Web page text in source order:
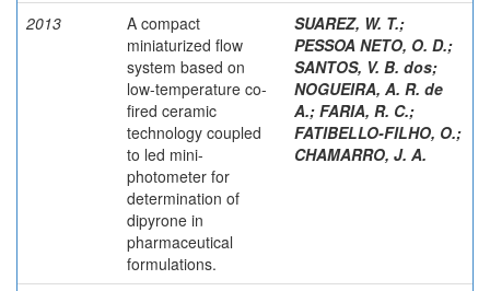
2013
A compact
miniaturized flow
system based on
low-temperature co-
fired ceramic
technology coupled
to led mini-
photometer for
determination of
dipyrone in
pharmaceutical
formulations.
SUAREZ, W. T.;
PESSOA NETO, O. D.;
SANTOS, V. B. dos;
NOGUEIRA, A. R. de
A.; FARIA, R. C.;
FATIBELLO-FILHO, O.;
CHAMARRO, J. A.